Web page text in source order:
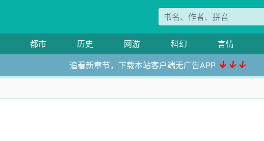
都市 历史 网游 科幻 言情
追看新章节，下载本站客户端无广告APP ↓↓↓